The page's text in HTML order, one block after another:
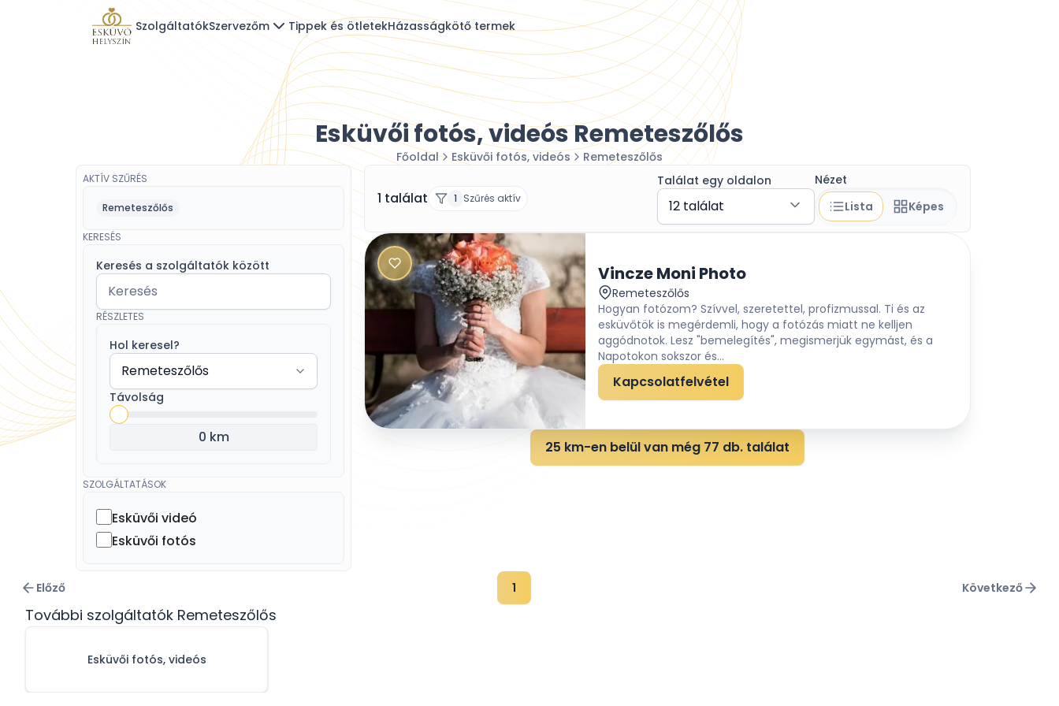
SzolgáltatókSzervezőm Tippek és ötletekHázasságkötő termek
Esküvői fotós, videós Remeteszőlős
Főoldal Esküvői fotós, videós Remeteszőlős
AKTÍV SZŰRÉS
Remeteszőlős
KERESÉS
Keresés a szolgáltatók között
RÉSZLETES
Hol keresel?
Távolság
0 km
SZOLGÁLTATÁSOK
Esküvői videó
Esküvői fotós
1 találat 1 Szűrés aktív
Találat egy oldalon
12 találat
Nézet
Lista
Képes
Vincze Moni Photo
Remeteszőlős
Hogyan fotózom? Szívvel, szeretettel, profizmussal. Ti és az
esküvőtök is megérdemli, hogy a fotózás miatt ne kelljen
aggódnotok. Lesz "bemelegítés", megismerjük egymást, és a
Napotokon sokszor és...
Kapcsolatfelvétel
25 km-en belül van még 77 db. találat
Előző 1 Következő
További szolgáltatók Remeteszőlős
Esküvői fotós, videós